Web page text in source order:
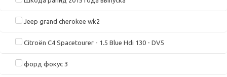
Jeep grand cherokee wk2
Citroën C4 Spacetourer - 1.5 Blue Hdi 130 - DV5
форд фокус 3